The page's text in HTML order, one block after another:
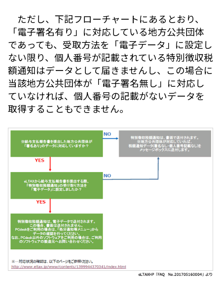
ただし、下記フローチャートにあるとおり、
「電子署名有り」に対応している地方公共団体
であっても、受取方法を「電子データ」に設定し
ない限り、個人番号が記載されている特別徴収税
額通知はデータとして届きませんし、この場合に
当該地方公共団体が「電子署名無し」に対応し
ていなければ、個人番号の記載がないデータを
取得することもできません。